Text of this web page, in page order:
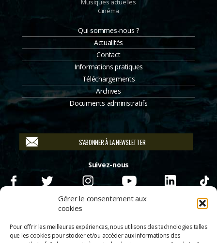
Gérer le consentement aux
cookies
Pour offrir les meilleures expériences, nous utilisons des technologies telles
que les cookies pour stocker et/ou accéder aux informations des
Musiques actuelles
Cinéma
Qui sommes-nous ?
Actualités
Contact
Informations pratiques
Téléchargements
Archives
Documents administratifs
S'ABONNER À LA NEWSLETTER
Suivez-nous